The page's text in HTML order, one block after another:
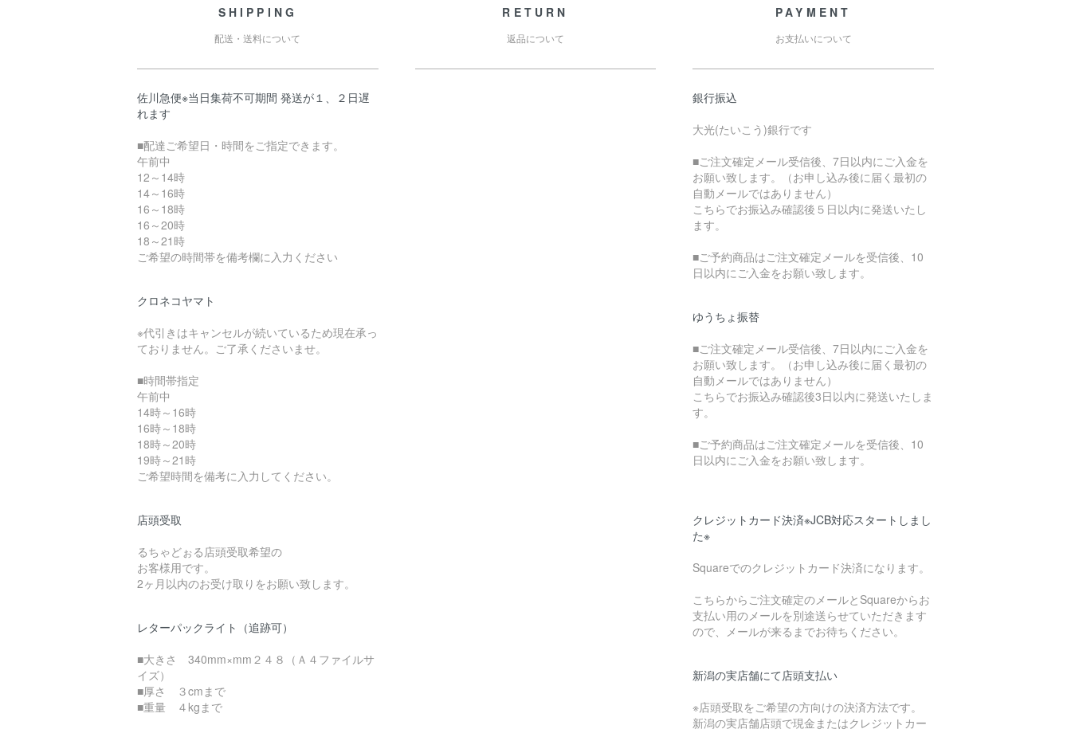
SHIPPING
配送・送料について
佐川急便※当日集荷不可期間 発送が１、２日遅
れます
■配達ご希望日・時間をご指定できます。
午前中
12～14時
14～16時
16～18時
16～20時
18～21時
ご希望の時間帯を備考欄に入力ください
クロネコヤマト
※代引きはキャンセルが続いているため現在承っ
ておりません。ご了承くださいませ。
■時間帯指定
午前中
14時～16時
16時～18時
18時～20時
19時～21時
ご希望時間を備考に入力してください。
店頭受取
るちゃどぉる店頭受取希望の
お客様用です。
2ヶ月以内のお受け取りをお願い致します。
レターパックライト（追跡可）
■大きさ 340mm×mm２４８（Ａ４ファイルサ
イズ）
■厚さ ３cmまで
■重量 ４kgまで
RETURN
返品について
PAYMENT
お支払いについて
銀行振込
大光(たいこう)銀行です
■ご注文確定メール受信後、7日以内にご入金を
お願い致します。（お申し込み後に届く最初の
自動メールではありません）
こちらでお振込み確認後５日以内に発送いたし
ます。
■ご予約商品はご注文確定メールを受信後、10
日以内にご入金をお願い致します。
ゆうちょ振替
■ご注文確定メール受信後、7日以内にご入金を
お願い致します。（お申し込み後に届く最初の
自動メールではありません）
こちらでお振込み確認後3日以内に発送いたしま
す。
■ご予約商品はご注文確定メールを受信後、10
日以内にご入金をお願い致します。
クレジットカード決済※JCB対応スタートしまし
た※
Squareでのクレジットカード決済になります。
こちらからご注文確定のメールとSquareからお
支払い用のメールを別途送らせていただきます
ので、メールが来るまでお待ちください。
新潟の実店舗にて店頭支払い
※店頭受取をご希望の方向けの決済方法です。
新潟の実店舗店頭で現金またはクレジットカー